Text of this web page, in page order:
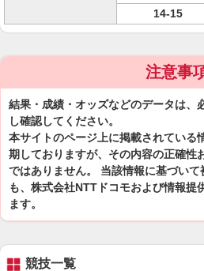
14-15
注意事
結果・成績・オッズなどのデータは、
し確認してください。
本サイトのページ上に掲載されている
期しておりますが、その内容の正確性
ではありません。 当該情報に基づい
も、株式会社NTTドコモおよび情報提
ます。
競技一覧